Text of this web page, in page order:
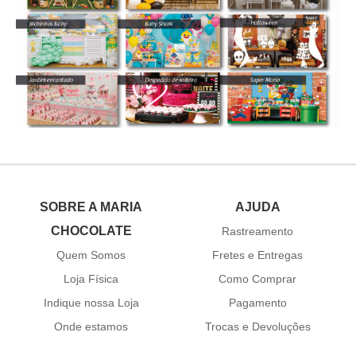
SOBRE A MARIA
CHOCOLATE
Quem Somos
Loja Física
Indique nossa Loja
Onde estamos
AJUDA
Rastreamento
Fretes e Entregas
Como Comprar
Pagamento
Trocas e Devoluções